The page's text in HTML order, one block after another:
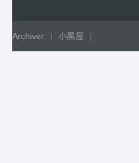
Archiver 小黑屋